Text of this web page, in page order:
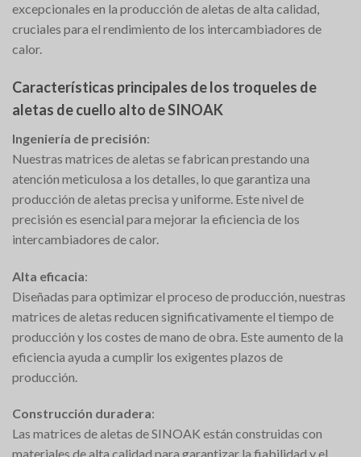
excepcionales en la producción de aletas de alta calidad,
cruciales para el rendimiento de los intercambiadores de
calor.
Características principales de los troqueles de
aletas de cuello alto de SINOAK
Ingeniería de precisión:
Nuestras matrices de aletas se fabrican prestando una
atención meticulosa a los detalles, lo que garantiza una
producción de aletas precisa y uniforme. Este nivel de
precisión es esencial para mejorar la eficiencia de los
intercambiadores de calor.
Alta eficacia:
Diseñadas para optimizar el proceso de producción, nuestras
matrices de aletas reducen significativamente el tiempo de
producción y los costes de mano de obra. Este aumento de la
eficiencia ayuda a cumplir los exigentes plazos de
producción.
Construcción duradera:
Las matrices de aletas de SINOAK están construidas con
materiales de alta calidad para garantizar la fiabilidad y el